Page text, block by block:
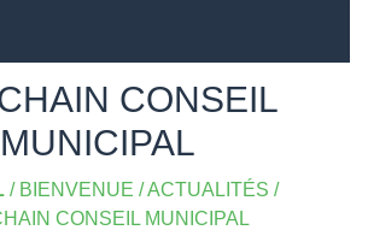
CONSEIL
MUNICIPAL
/ BIENVENUE /ACTUALITÉS /
CONSEIL MUNICIPAL